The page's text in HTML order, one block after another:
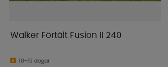
Walker Förtält Fusion II 240
10-15 dagar